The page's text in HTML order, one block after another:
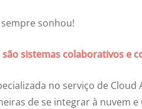
sonhou!
são sistemas colaborativos e
no serviço de
de se integrar à nuvem